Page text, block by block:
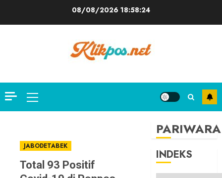
08/08/2026 18:58:24
Primary
Menu
JABODETABEK
Total 93 Positif
PARIWARA
INDEKS